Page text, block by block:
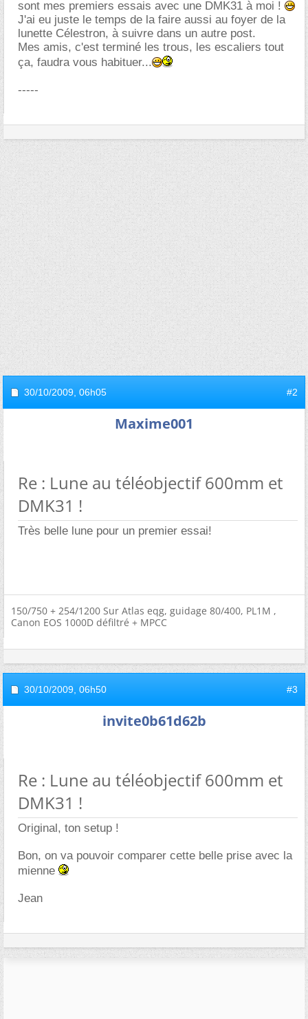
sont mes premiers essais avec une DMK31 à moi !
J'ai eu juste le temps de la faire aussi au foyer de la
lunette Célestron, à suivre dans un autre post.
Mes amis, c'est terminé les trous, les escaliers tout
ça, faudra vous habituer...
-----
30/10/2009, 06h05 #2
Maxime001
Re : Lune au téléobjectif 600mm et
DMK31 !
Très belle lune pour un premier essai!
150/750 + 254/1200 Sur Atlas eqg, guidage 80/400, PL1M ,
Canon EOS 1000D défiltré + MPCC
30/10/2009, 06h50 #3
invite0b61d62b
Re : Lune au téléobjectif 600mm et
DMK31 !
Original, ton setup !
Bon, on va pouvoir comparer cette belle prise avec la
mienne
Jean